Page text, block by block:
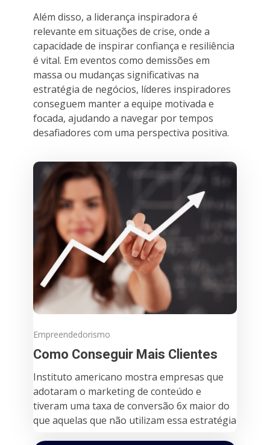
Além disso, a liderança inspiradora é
relevante em situações de crise, onde a
capacidade de inspirar confiança e resiliência
é vital. Em eventos como demissões em
massa ou mudanças significativas na
estratégia de negócios, líderes inspiradores
conseguem manter a equipe motivada e
focada, ajudando a navegar por tempos
desafiadores com uma perspectiva positiva.
Empreendedorismo
Como Conseguir Mais Clientes
Instituto americano mostra empresas que
adotaram o marketing de conteúdo e
tiveram uma taxa de conversão 6x maior do
que aquelas que não utilizam essa estratégia